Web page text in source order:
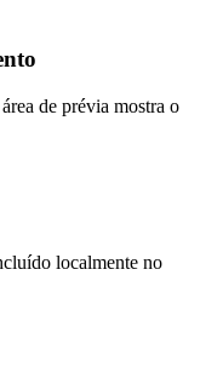
de prévia mostra o
localmente no